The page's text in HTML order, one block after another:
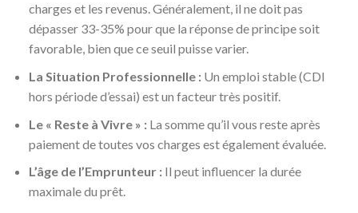
charges et les revenus. Généralement, il ne doit pas
dépasser 33-35% pour que la réponse de principe soit
favorable, bien que ce seuil puisse varier.
La Situation Professionnelle :Un emploi stable (CDI
hors période d’essai) est un facteur très positif.
Le « Reste à Vivre » :La somme qu’il vous reste après
paiement de toutes vos charges est également évaluée.
L’âge de l’Emprunteur :Il peut influencer la durée
maximale du prêt.